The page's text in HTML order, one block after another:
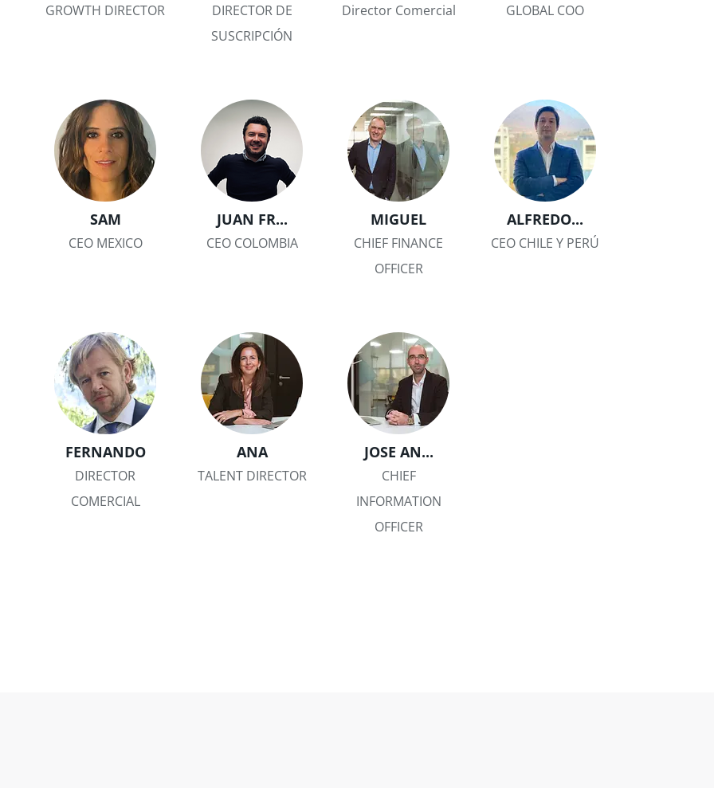
GROWTH DIRECTOR
DIRECTOR DE
SUSCRIPCIÓN
Director Comercial GLOBAL COO
SAM
CEO MEXICO
JUAN FR...
CEO COLOMBIA
MIGUEL
CHIEF FINANCE
OFFICER
ALFREDO...
CEO CHILE Y PERÚ
FERNANDO
DIRECTOR
COMERCIAL
ANA
TALENT DIRECTOR
JOSE AN...
CHIEF
INFORMATION
OFFICER